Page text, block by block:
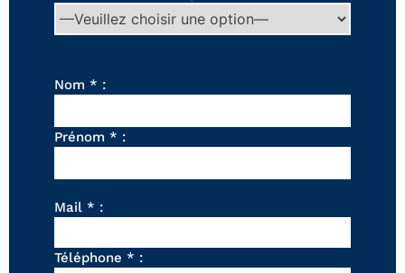
Tous les produits
Voir tous les produits et collections
Nom * :
Prénom * :
Mail * :
Téléphone * :